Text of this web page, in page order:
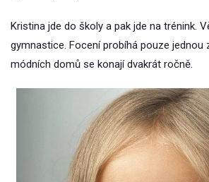
Kristina jde do školy a pak jde na trénink.
gymnastice. Focení probíhá pouze jednou
módních domů se konají dvakrát ročně.